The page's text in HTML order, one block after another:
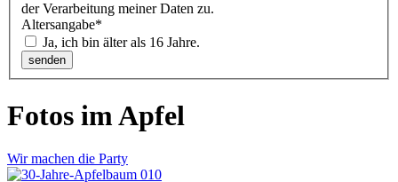
der Verarbeitung meiner Daten zu.
Altersangabe*
Ja, ich bin älter als 16 Jahre.
Fotos im Apfel
Wir machen die Party